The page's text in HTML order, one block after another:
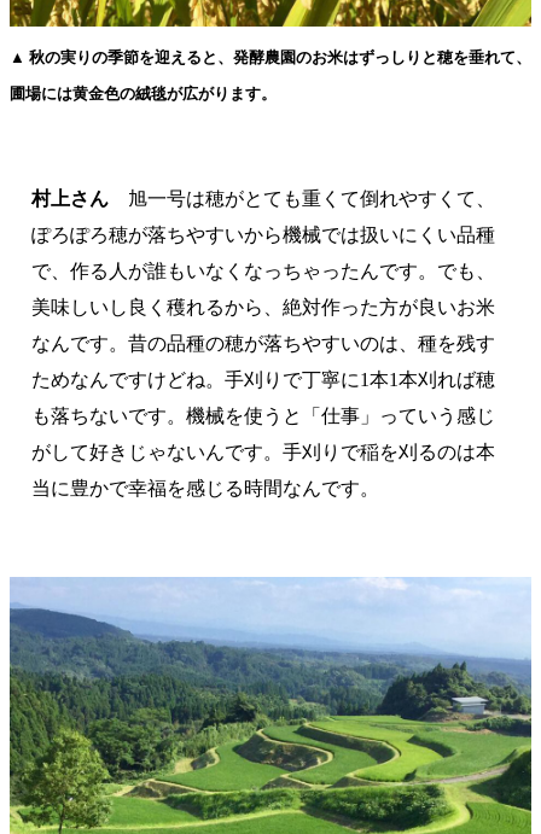
▲ 秋の実りの季節を迎えると、発酵農園のお米はずっしりと穂を垂れて、
圃場には黄金色の絨毯が広がります。
村上さん 旭一号は穂がとても重くて倒れやすくて、
ぽろぽろ穂が落ちやすいから機械では扱いにくい品種
で、作る人が誰もいなくなっちゃったんです。でも、
美味しいし良く穫れるから、絶対作った方が良いお米
なんです。昔の品種の穂が落ちやすいのは、種を残す
ためなんですけどね。手刈りで丁寧に1本1本刈れば穂
も落ちないです。機械を使うと「仕事」っていう感じ
がして好きじゃないんです。手刈りで稲を刈るのは本
当に豊かで幸福を感じる時間なんです。